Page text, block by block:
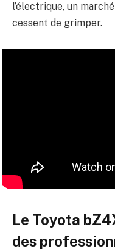
l’électrique, un
cessent de grimper.
Le Toyota
des